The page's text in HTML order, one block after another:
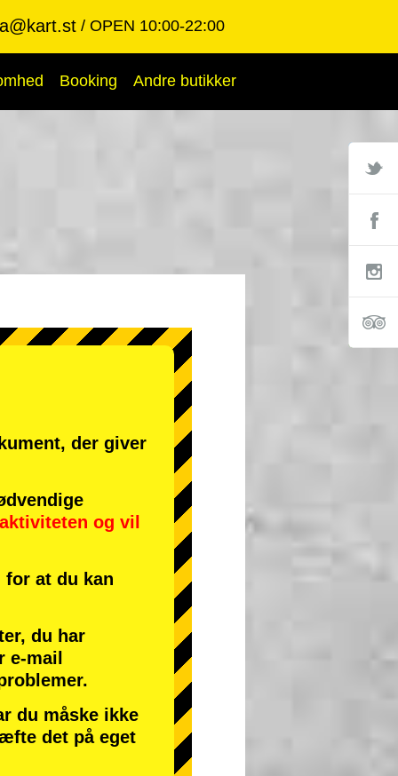
OPEN 10:00-22:00
Booking Andre butikker
der giver
og vil
at du kan
du har
e-mail
du måske ikke
det på eget